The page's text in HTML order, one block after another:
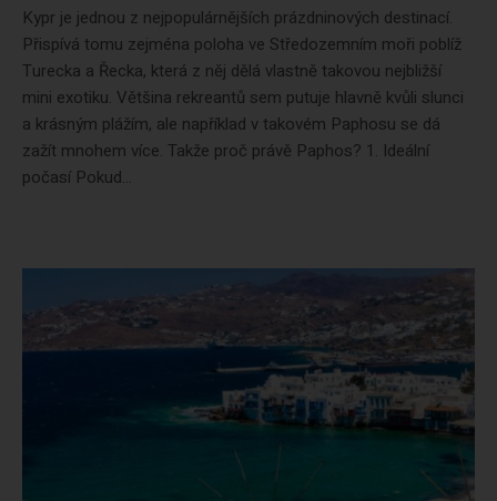
Kypr je jednou z nejpopulárnějších prázdninových destinací.
Přispívá tomu zejména poloha ve Středozemním moři poblíž
Turecka a Řecka, která z něj dělá vlastně takovou nejbližší
mini exotiku. Většina rekreantů sem putuje hlavně kvůli slunci
a krásným plážím, ale například v takovém Paphosu se dá
zažít mnohem více. Takže proč právě Paphos? 1. Ideální
počasí Pokud...